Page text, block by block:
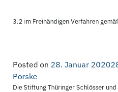
3.2 im Freihändigen Verfahren
Posted on 28. Januar 2020
Porske
Die Stiftung Thüringer Schlösser